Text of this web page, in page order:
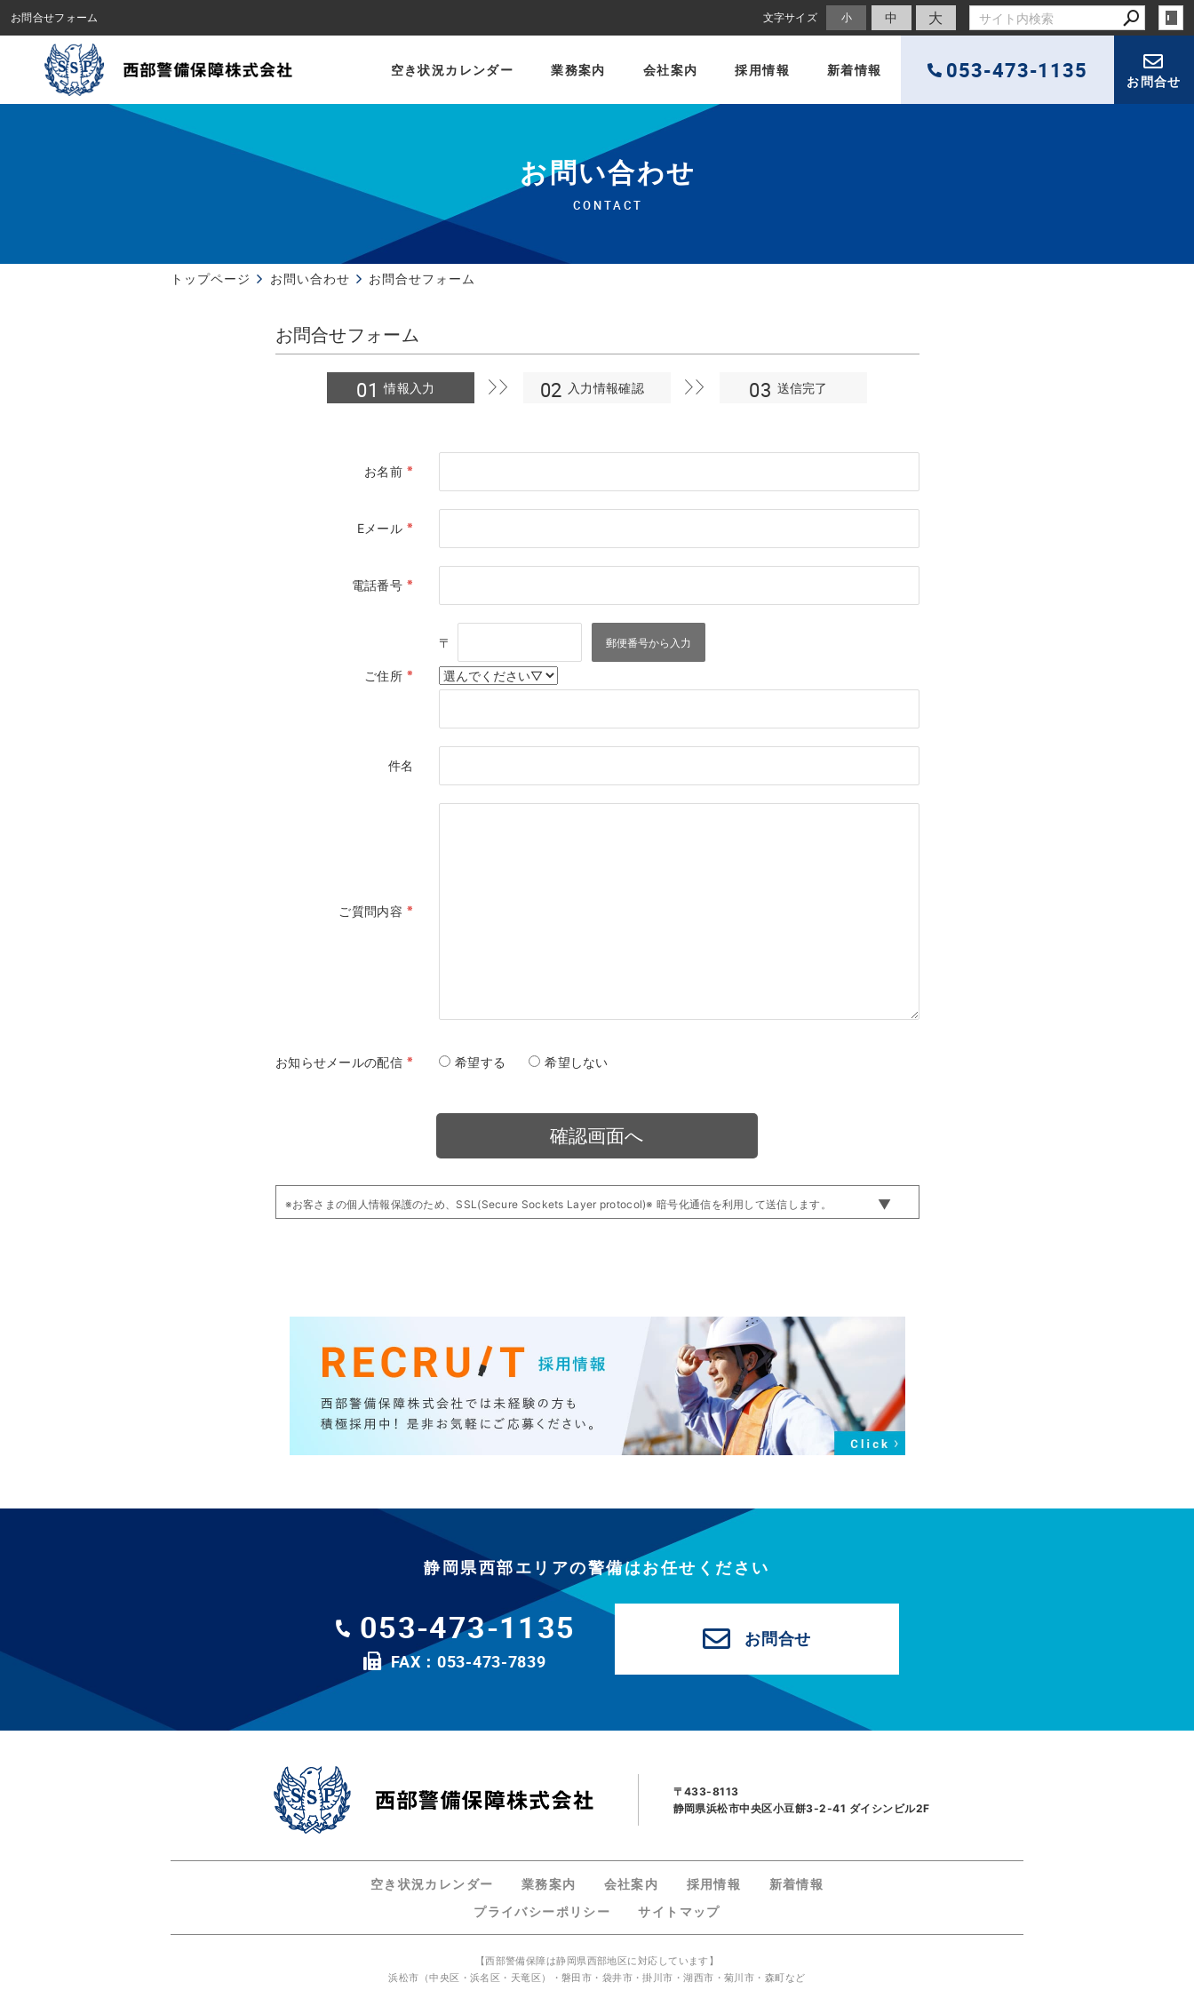
お問合せフォーム 文字サイズ 小 中 大
空き状況カレンダー 業務案内 会社案内 採用情報 新着情報 053-473-1135 お問合せ
お問い合わせ
CONTACT
トップページ お問い合わせ お問合せフォーム
お問合せフォーム
情報入力 入力情報確認 送信完了
お名前 ※
Eメール ※
電話番号 ※
ご住所 ※
〒
件名
ご質問内容 ※
お知らせメールの配信 ※ 希望する 希望しない
※お客さまの個人情報保護のため、SSL(Secure Sockets Layer protocol)※ 暗号化通信を利用して送信します。
使用しているSSLは「ウェブサポ」内のSSL通信となります。
ブラウザとウェブサーバの間でやり取りされる情報の漏洩を防ぐための暗号化技術のことです。
SSLを使用することで、お客さまの個人情報は暗号化されて送信されますのでセキュリティが向上します。
SSLを利用するには、ご利用のブラウザが128ビットSSLに対応している必要があります。
静岡県西部エリアの警備はお任せください
053-473-1135
FAX：053-473-7839
お問合せ
〒433-8113
静岡県浜松市中央区小豆餅3-2-41 ダイシンビル2F
空き状況カレンダー 業務案内 会社案内 採用情報
新着情報
プライバシーポリシー
サイトマップ
【西部警備保障は静岡県西部地区に対応しています】
浜松市（中央区・浜名区・天竜区）・磐田市・袋井市・掛川市・湖西市・菊川市・森町など